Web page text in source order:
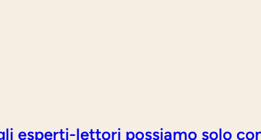
esperti-lettori possiamo solo